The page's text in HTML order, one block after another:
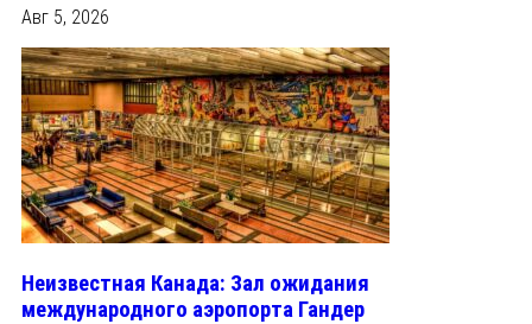
Авг 5, 2026
Неизвестная Канада: Зал ожидания
международного аэропорта Гандер